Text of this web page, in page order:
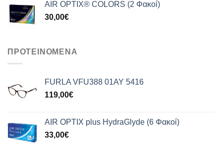
AIR OPTIX® COLORS (2 Φακοί)
30,00€
ΠΡΟΤΕΙΝΟΜΕΝΑ
FURLA VFU388 01AY 5416
119,00€
AIR OPTIX plus HydraGlyde (6 Φακοί)
33,00€